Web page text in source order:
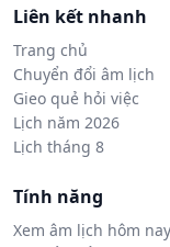
Liên kết nhanh
Trang chủ
Chuyển đổi âm lịch
Gieo quẻ hỏi việc
Lịch năm 2026
Lịch tháng 8
Tính năng
Xem âm lịch hôm nay